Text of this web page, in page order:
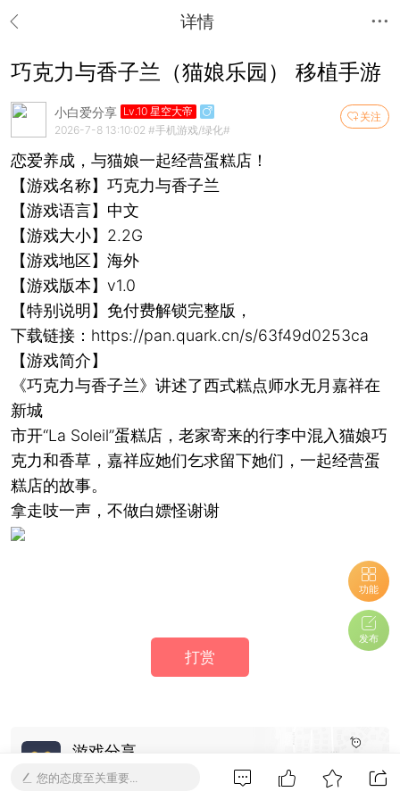
详情
巧克力与香子兰（猫娘乐园） 移植手游
关注
小白爱分享 Lv.10 星空大帝
2026-7-8 13:10:02 #手机游戏/绿化#
恋爱养成，与猫娘一起经营蛋糕店！
【游戏名称】巧克力与香子兰
【游戏语言】中文
【游戏大小】2.2G
【游戏地区】海外
【游戏版本】v1.0
【特别说明】免付费解锁完整版，
下载链接：https://pan.quark.cn/s/63f49d0253ca
【游戏简介】
《巧克力与香子兰》讲述了西式糕点师水无月嘉祥在
新城
市开“La Soleil”蛋糕店，老家寄来的行李中混入猫娘巧
克力和香草，嘉祥应她们乞求留下她们，一起经营蛋
糕店的故事。
拿走吱一声，不做白嫖怪谢谢
打赏
游戏分享
查看更多来自游戏分享的内容
您的态度至关重要...
功能
发布